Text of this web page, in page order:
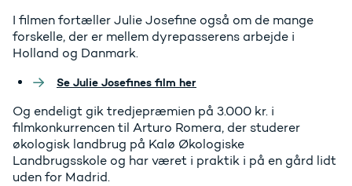
I filmen fortæller Julie Josefine også om de mange
forskelle, der er mellem dyrepasserens arbejde i
Holland og Danmark.
Se Julie Josefines film her
Og endeligt gik tredjepræmien på 3.000 kr. i
filmkonkurrencen til Arturo Romera, der studerer
økologisk landbrug på Kalø Økologiske
Landbrugsskole og har været i praktik i på en gård lidt
uden for Madrid.